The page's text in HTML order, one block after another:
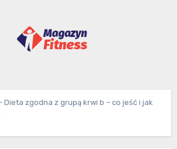
-Dieta zgodna z grupą krwi b – co jeść i jak